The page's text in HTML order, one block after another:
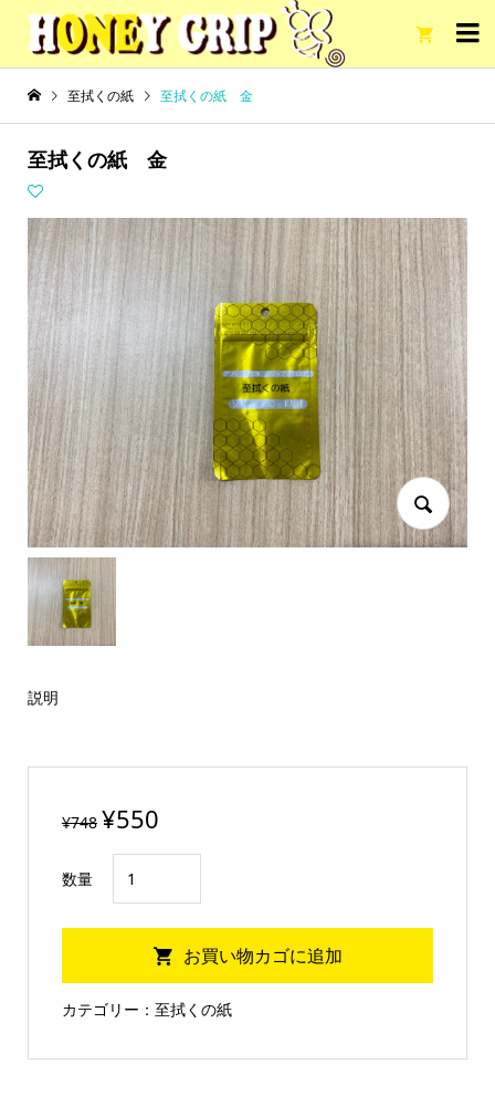

至拭くの紙 至拭くの紙 金
至拭くの紙 金
説明
¥748
元
格
は
た。
¥550
価
格
は
す。
数量
拭
く
金
個
お買い物カゴに追加
カテゴリー： 至拭くの紙